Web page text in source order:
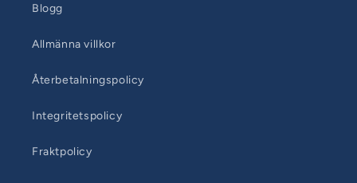
Blogg
Allmänna villkor
Återbetalningspolicy
Integritetspolicy
Fraktpolicy